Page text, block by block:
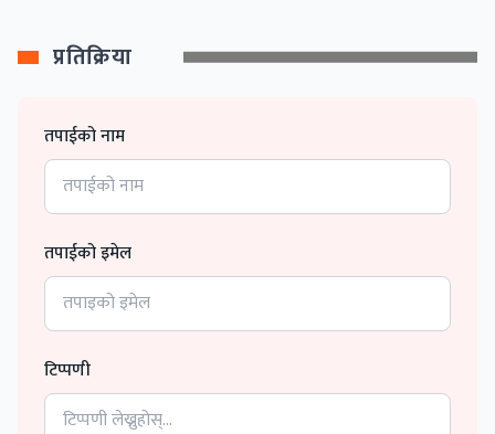
प्रतिक्रिया
तपाईको नाम
तपाईको इमेल
टिप्पणी